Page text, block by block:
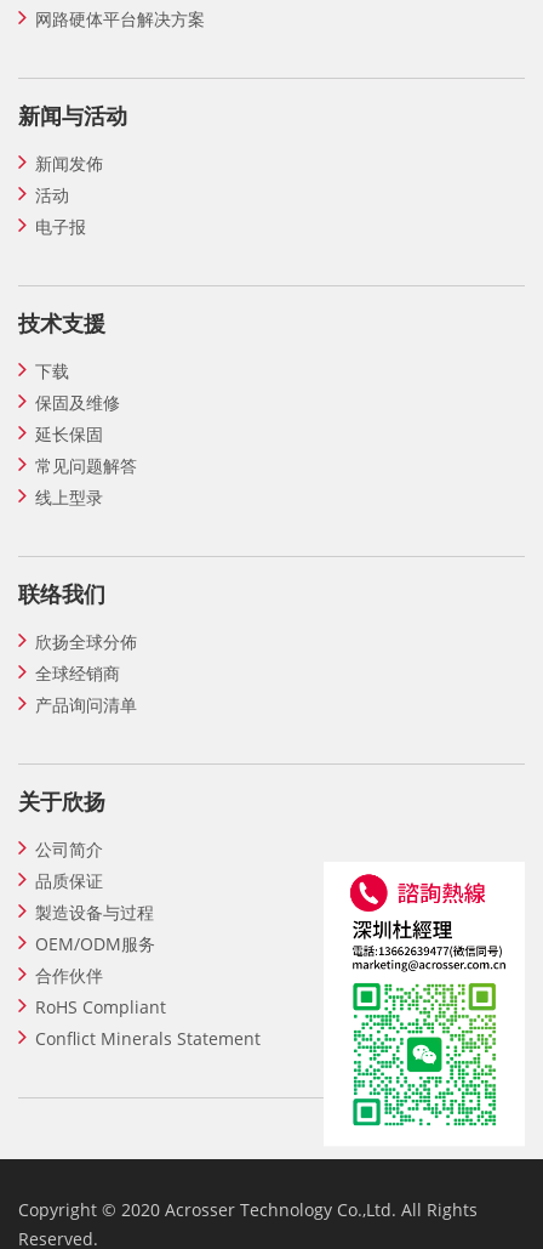
网路硬体平台解决方案
新闻与活动
新闻发佈
活动
电子报
技术支援
下载
保固及维修
延长保固
常见问题解答
线上型录
联络我们
欣扬全球分佈
全球经销商
产品询问清单
关于欣扬
公司简介
品质保证
製造设备与过程
OEM/ODM服务
合作伙伴
RoHS Compliant
Conflict Minerals Statement
Copyright © 2020 Acrosser Technology Co.,Ltd. All Rights
Reserved.